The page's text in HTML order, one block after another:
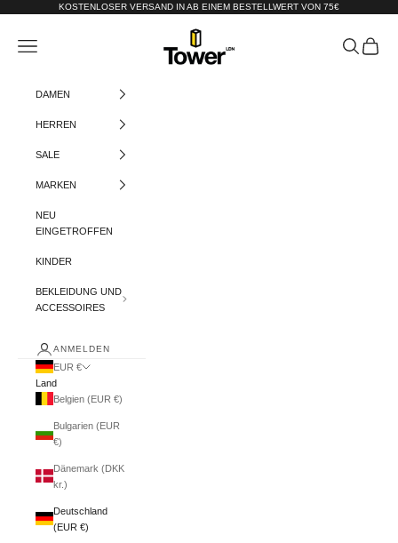
Zum Inhalt springenKOSTENLOSER VERSAND IN AB EINEM BESTELLWERT VON 75€
Tower-London.De
Menü Suchen
DAMEN
HERREN
SALE
MARKEN
NEU
EINGETROFFEN
KINDER
BEKLEIDUNG UND
ACCESSOIRES
ANMELDEN
EUR €
Land
Belgien (EUR €)
Bulgarien (EUR
€)
Dänemark (DKK
kr.)
Deutschland
(EUR €)